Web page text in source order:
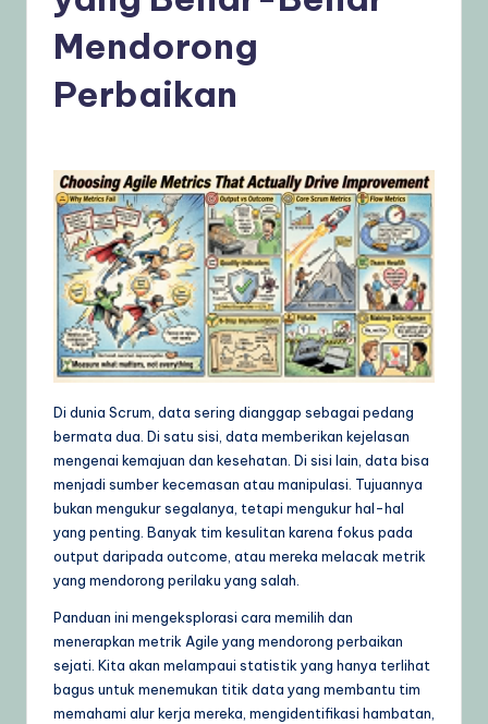
si
w
d
T
p
Mendorong
Perbaikan
Di dunia Scrum, data sering dianggap sebagai pedang
bermata dua. Di satu sisi, data memberikan kejelasan
mengenai kemajuan dan kesehatan. Di sisi lain, data bisa
menjadi sumber kecemasan atau manipulasi. Tujuannya
bukan mengukur segalanya, tetapi mengukur hal-hal
yang penting. Banyak tim kesulitan karena fokus pada
output daripada outcome, atau mereka melacak metrik
yang mendorong perilaku yang salah.
Panduan ini mengeksplorasi cara memilih dan
menerapkan metrik Agile yang mendorong perbaikan
sejati. Kita akan melampaui statistik yang hanya terlihat
bagus untuk menemukan titik data yang membantu tim
memahami alur kerja mereka, mengidentifikasi hambatan,